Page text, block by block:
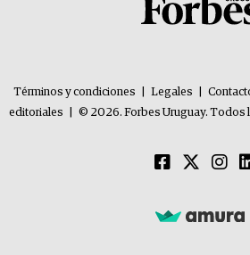
Términos y condiciones Legales
editoriales
© 2026. Forbes Uruguay. Todos